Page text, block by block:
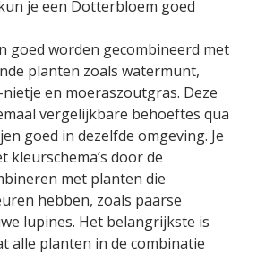
je een Dotterbloem goed
goed worden gecombineerd met
planten zoals watermunt,
en moeraszoutgras. Deze
vergelijkbare behoeftes qua
goed in dezelfde omgeving. Je
kleurschema’s door de
met planten die
hebben, zoals paarse
lupines. Het belangrijkste is
alle planten in de combinatie